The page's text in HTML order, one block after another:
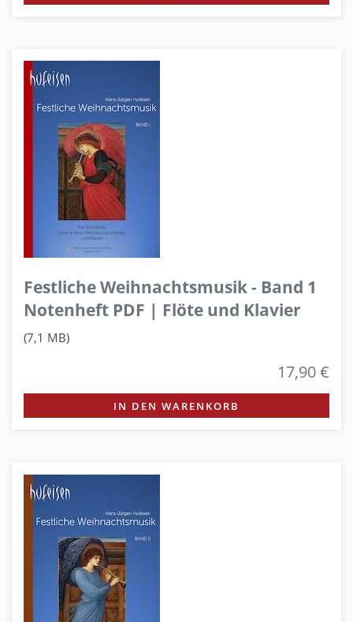
Festliche Weihnachtsmusik - Band 1
Notenheft PDF | Flöte und Klavier
(7,1 MB)
17,90 €
IN DEN WARENKORB